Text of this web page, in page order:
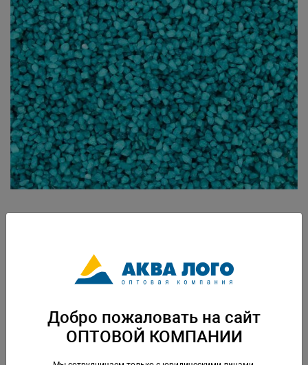
для водных и наземных живых организмов. Применяется в
аквариумистике, террариумистике, флористике. Перед использованием
рекомендуется ополоснуть водой. Готов к применению. Вес: 1 кг.
Скачать каталогДобро пожаловать на сайт
ОПТОВОЙ КОМПАНИИ